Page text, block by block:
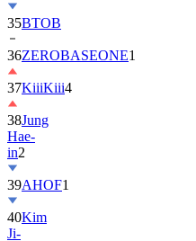
35BTOB
36ZEROBASEONE1
37KiiiKiii4
38Jung
Hae-
in2
39AHOF1
40Kim
Ji-